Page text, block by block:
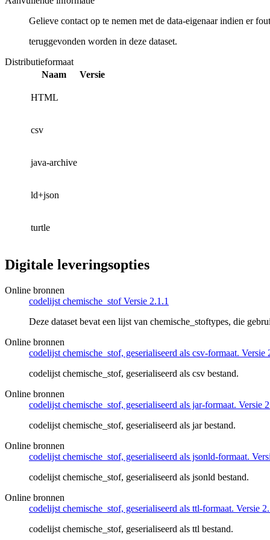
Gelieve contact op te nemen met de data-eigenaar indien er
teruggevonden worden in deze dataset.
Distributieformaat
Naam
Versie
HTML
csv
java-archive
ld+json
turtle
Digitale leveringsopties
Online bronnen
codelijst chemische_stof Versie 2.1.1
Deze dataset bevat een lijst van chemische_stoftypes, die
Online bronnen
codelijst chemische_stof, geserialiseerd als csv-formaat. Versie
codelijst chemische_stof, geserialiseerd als csv bestand.
Online bronnen
codelijst chemische_stof, geserialiseerd als jar-formaat. Versie
codelijst chemische_stof, geserialiseerd als jar bestand.
Online bronnen
codelijst chemische_stof, geserialiseerd als jsonld-formaat.
codelijst chemische_stof, geserialiseerd als jsonld bestand.
Online bronnen
codelijst chemische_stof, geserialiseerd als ttl-formaat. Versie
codelijst chemische_stof, geserialiseerd als ttl bestand.